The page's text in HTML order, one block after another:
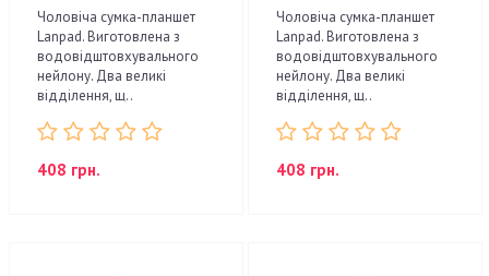
Чоловіча сумка-планшет
Lanpad. Виготовлена з
водовідштовхувального
нейлону. Два великі
відділення, щ..
408 грн.
Чоловіча сумка-планшет
Lanpad. Виготовлена з
водовідштовхувального
нейлону. Два великі
відділення, щ..
408 грн.